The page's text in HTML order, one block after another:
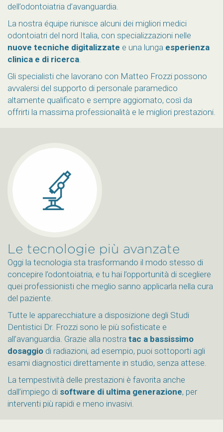
dell’odontoiatria d’avanguardia.
La nostra équipe riunisce alcuni dei migliori medici
odontoiatri del nord Italia, con specializzazioni nelle
nuove tecniche digitalizzate e una lunga esperienza
clinica e di ricerca.
Gli specialisti che lavorano con Matteo Frozzi possono
avvalersi del supporto di personale paramedico
altamente qualificato e sempre aggiornato, così da
offrirti la massima professionalità e le migliori prestazioni.
Le tecnologie più avanzate
Oggi la tecnologia sta trasformando il modo stesso di
concepire l’odontoiatria, e tu hai l’opportunità di scegliere
quei professionisti che meglio sanno applicarla nella cura
del paziente.
Tutte le apparecchiature a disposizione degli Studi
Dentistici Dr. Frozzi sono le più sofisticate e
all’avanguardia. Grazie alla nostra tac a bassissimo
dosaggio di radiazioni, ad esempio, puoi sottoporti agli
esami diagnostici direttamente in studio, senza attese.
La tempestività delle prestazioni è favorita anche
dall’impiego di software di ultima generazione, per
interventi più rapidi e meno invasivi.